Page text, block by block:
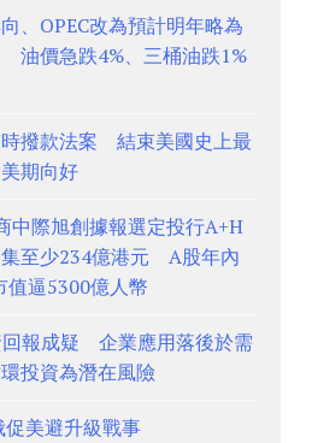
、OPEC改為預計明年略為
油價急跌4%、三桶油跌1%
撥款法案 結束美國史上最
期向好
中際旭創據報選定投行A+H
至少234億港元 A股年內
值逼5300億人幣
報成疑 企業應用落後於需
投資為潛在風險
美避升級戰事